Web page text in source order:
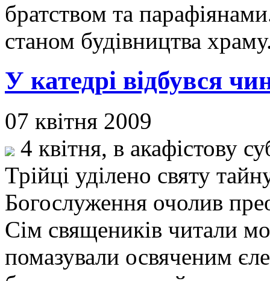
братством та
станом будівництва
У катедрі відбувся
07 квітня 2009
4 квітня, в акафістову
Трійці уділено святу
Богослуження очолив
Сім священиків читали
помазували освяченим